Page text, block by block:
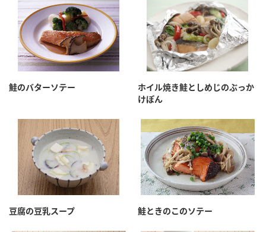
鮭のバターソテー
ホイル焼き鮭としめじのぶっか
けぽん
豆腐の豆乳スープ 鮭ときのこのソテー